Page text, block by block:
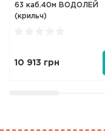
63 каб.40м ВОДОЛЕЙ
(крильч)
10 913 грн